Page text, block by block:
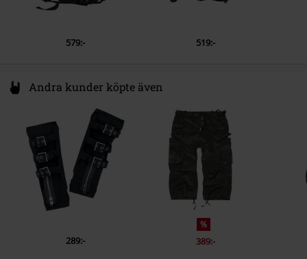
579:- 519:-
Andra kunder köpte även
289:-
%
389:-